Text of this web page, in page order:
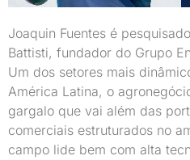
Joaquin Fuentes é
Battisti, fundador do Grupo
Um dos setores mais
América Latina, o
gargalo que vai além das
comerciais estruturados no
campo lide bem com alta